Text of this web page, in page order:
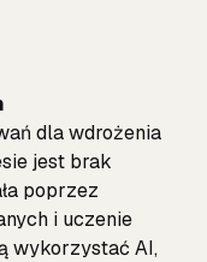
dla wdrożenia
jest brak
poprzez
i uczenie
wykorzystać AI,